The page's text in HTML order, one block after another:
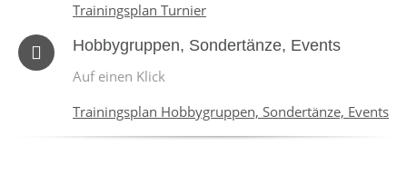
Trainingsplan Turnier
Hobbygruppen, Sondertänze, Events
Auf einen Klick
Trainingsplan Hobbygruppen, Sondertänze, Events